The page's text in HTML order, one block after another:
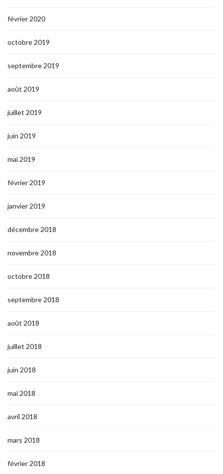
février 2020
octobre 2019
septembre 2019
août 2019
juillet 2019
juin 2019
mai 2019
février 2019
janvier 2019
décembre 2018
novembre 2018
octobre 2018
septembre 2018
août 2018
juillet 2018
juin 2018
mai 2018
avril 2018
mars 2018
février 2018